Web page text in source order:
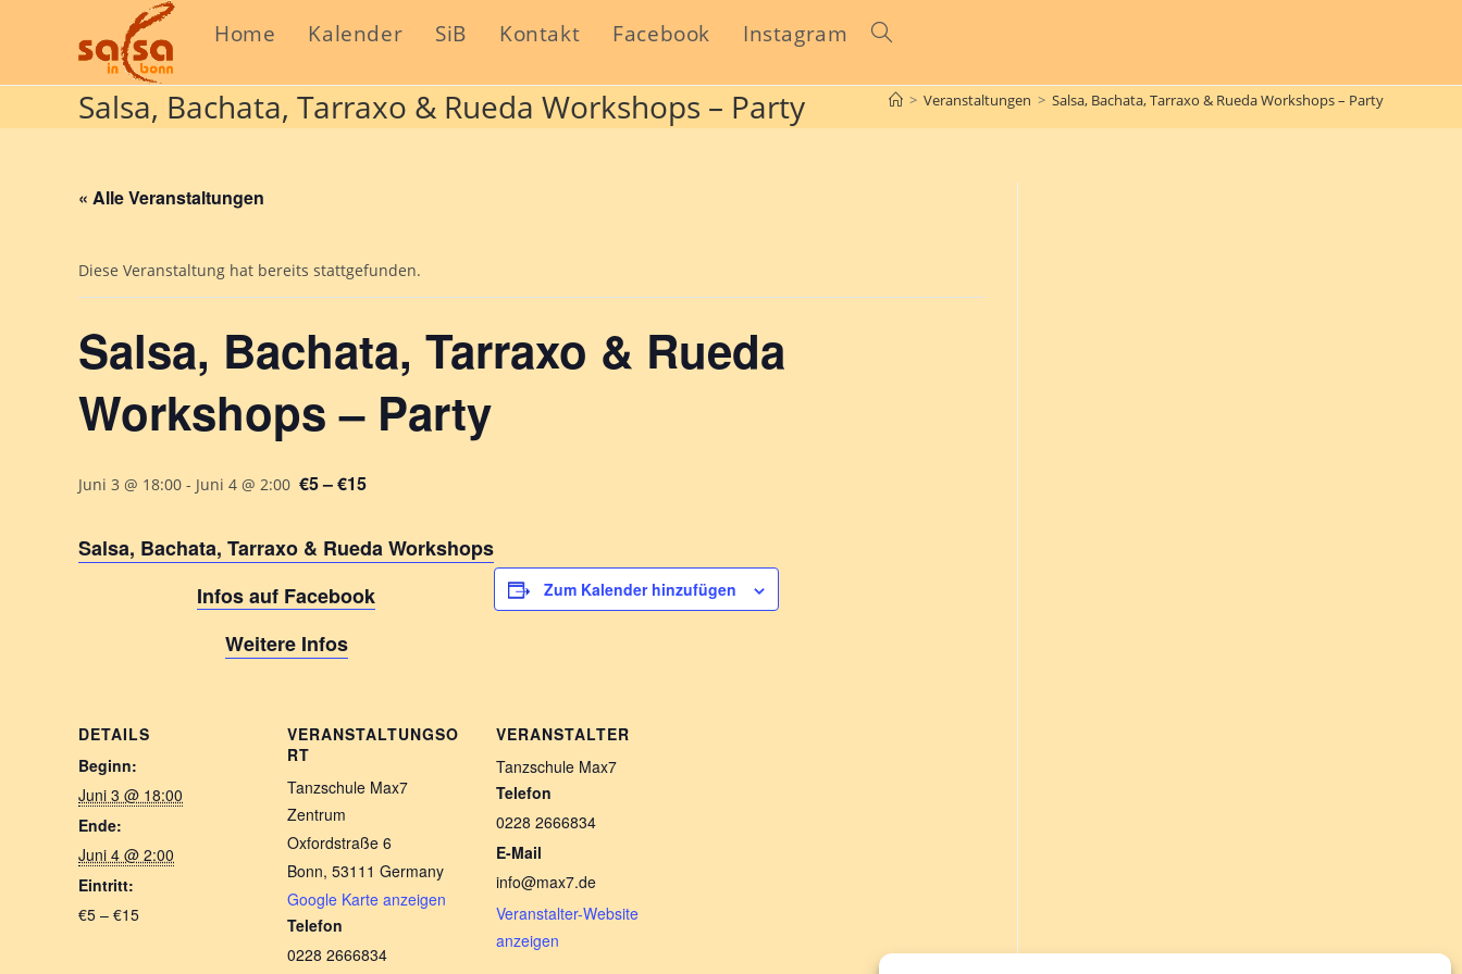
Home Kalender SiB Kontakt Facebook Instagram
Salsa, Bachata, Tarraxo & Rueda Workshops – Party > Veranstaltungen > Salsa, Bachata, Tarraxo & Rueda Workshops – Party
« Alle Veranstaltungen
Diese Veranstaltung hat bereits stattgefunden.
Salsa, Bachata, Tarraxo & Rueda
Workshops – Party
Juni 3 @ 18:00 - Juni 4 @ 2:00 €5 – €15
Salsa, Bachata, Tarraxo & Rueda Workshops
Infos auf Facebook
Weitere Infos
Zum Kalender hinzufügen
DETAILS
Beginn:
Juni 3 @ 18:00
Ende:
Juni 4 @ 2:00
Eintritt:
€5 – €15
VERANSTALTUNGSO
RT
Tanzschule Max7
Zentrum
Oxfordstraße 6
Bonn, 53111 Germany
Google Karte anzeigen
Telefon
0228 2666834
VERANSTALTER
Tanzschule Max7
Telefon
0228 2666834
E-Mail
info@max7.de
Veranstalter-Website
anzeigen